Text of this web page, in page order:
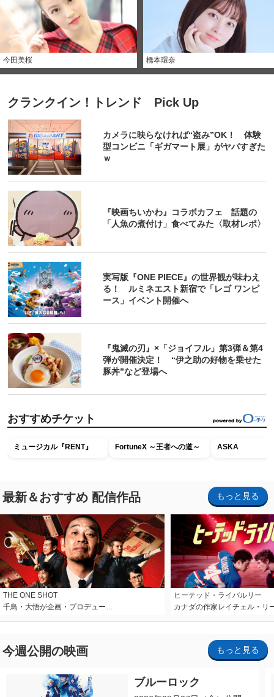
今田美桜 橋本環奈
クランクイン！トレンド Pick Up
カメラに映らなければ“盗み”OK！ 体験
型コンビニ「ギガマート展」がヤバすぎた
ｗ
『映画ちいかわ』コラボカフェ 話題の
「人魚の煮付け」食べてみた〈取材レポ〉
実写版『ONE PIECE』の世界観が味わえ
る！ ルミネエスト新宿で「レゴ ワンピ
ース」イベント開催へ
『鬼滅の刃』×「ジョイフル」第3弾＆第4
弾が開催決定！ “伊之助の好物を乗せた
豚丼”など登場へ
おすすめチケット
ミュージカル『RENT』 FortuneX ～王者への道～ ASKA
最新＆おすすめ 配信作品 もっと見る
THE ONE SHOT
千鳥・大悟が企画・プロデュー…
ヒーテッド・ライバルリー
カナダの作家レイチェル・リ
今週公開の映画 もっと見る
ブルーロック